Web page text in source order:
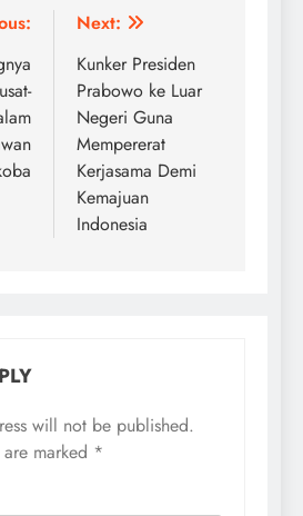
Next:
Kunker Presiden
Prabowo ke Luar
Negeri Guna
Mempererat
Kerjasama Demi
Kemajuan
Indonesia
will not be published.
marked *